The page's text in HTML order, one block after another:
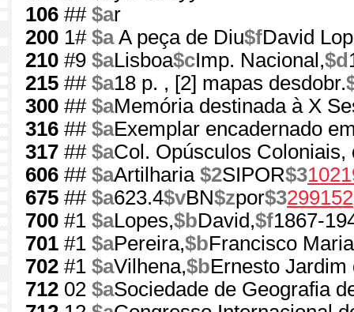
106 ## $ar
200 1# $aA peça de Diu$fDavid
210 #9 $aLisboa$cImp. Nacional,$d
215 ## $a18 p. , [2] mapas desdobr.
300 ## $aMemória destinada à X
316 ## $aExemplar encadernado
317 ## $aCol. Opúsculos
606 ## $aArtilharia $2SIPOR$3
675 ## $a623.4$vBN$zpor$3299152
700 #1 $aLopes,$bDavid,$f1867-
701 #1 $aPereira,$bFrancisco
702 #1 $aVilhena,$bErnesto Jardim
712 02 $aSociedade de Geografia